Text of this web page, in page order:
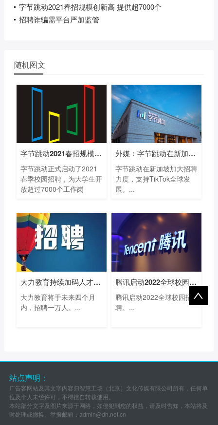
字节跳动2021春招规模创新高 提供超7000个
招聘诈骗需平台严加监管
随机图文
字节跳动2021春招规模创新高 提供超7000个
字节跳动正式启动了2021
春季校园招聘，为大学生开
放超过7000个工作岗
外媒：字节跳动在新加坡加大招聘力度
字节跳动在新加坡加大招聘
力度，支持TikTok全球发
展。...
大力教育持续加码人才投入，未来四个月
大力教育将于未来四个月
内，招聘一万人。...
腾讯启动2022全球校园招聘，名额年增幅超
腾讯启动2022全球校园招
聘。...
站点声明：
广告客网站及其文字内容归智慧工场（北京）文化传媒有限公司所有，任何单
位及个人未经许可，不得擅自转载使用。
本站部分文字及图片来源于网络，如侵犯到您的权益，请及时告知，本站将及
时处理或撤换。举报邮箱： admin@dh.net.cn